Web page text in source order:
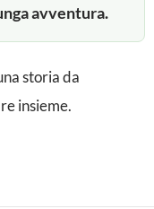
avventura.
storia da
insieme.